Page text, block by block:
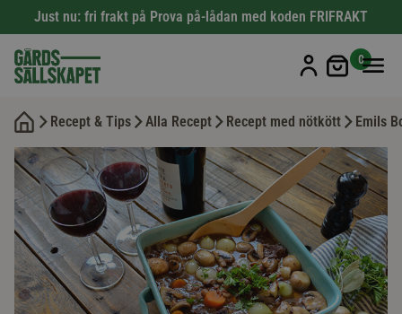
Just nu: fri frakt på Prova på-lådan med koden FRIFRAKT
Min
0
Recept & Tips Alla Recept Recept med nötkött Emils